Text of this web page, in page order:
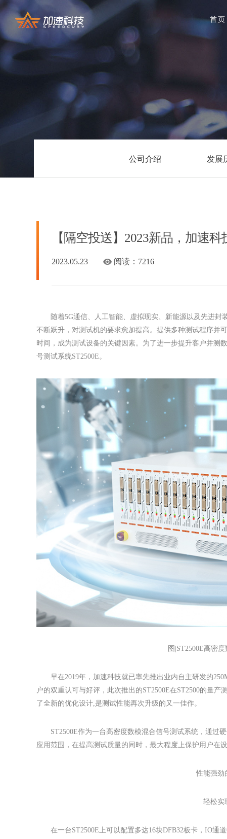
首页
公司介绍 发展
【隔空投送】2023新品，加速科
2023.05.23 阅读： 7216
随着5G通信、人工智能、虚拟现实、新能源以及先进
不断跃升，对测试机的要求愈加提高。提供多种测试程序并
时间，成为测试设备的关键因素。为了进一步提升客户并测
号测试系统ST2500E。
图|ST2500E高密
早在2019年，加速科技就已率先推出业内自主研发的
户的双重认可与好评，此次推出的ST2500E在ST2500的量
了全新的优化设计,是测试性能再次升级的又一佳作。
ST2500E作为一台高密度数模混合信号测试系统，通过
应用范围，在提高测试质量的同时，最大程度上保护用户在
性能强劲
轻松实
在一台ST2500E上可以配置多达16块DFB32板卡，IO通
新跨越！加速科技2020年度股
利召开
4月26日，杭州加速科技有限公司2020
在杭州顺利召开。小米产投、上研科领
等股东代表、公司董事、监事、高层
了会议。
2021-04-27